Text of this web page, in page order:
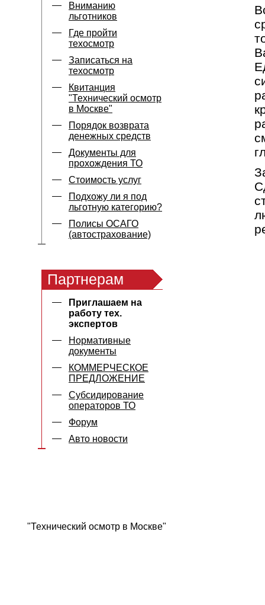
Вниманию
льготников
Где пройти
техосмотр
Записаться на
техосмотр
Квитанция
"Технический осмотр
в Москве"
Порядок возврата
денежных средств
Документы для
прохождения ТО
Стоимость услуг
Подхожу ли я под
льготную категорию?
Полисы ОСАГО
(автострахование)
Партнерам
Приглашаем на
работу тех.
экспертов
Нормативные
документы
КОММЕРЧЕСКОЕ
ПРЕДЛОЖЕНИЕ
Субсидирование
операторов ТО
Форум
Авто новости
"Технический осмотр в Москве"